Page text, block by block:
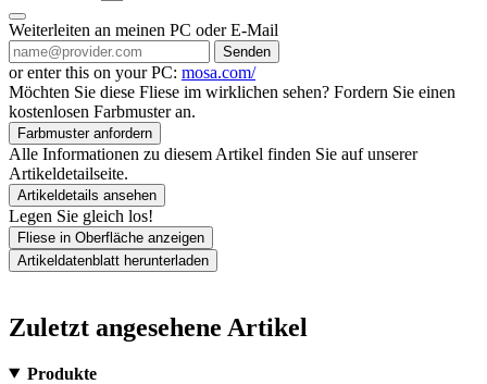
Weiterleiten an meinen PC oder E-Mail
Senden
or enter this on your PC: mosa.com/
Möchten Sie diese Fliese im wirklichen sehen? Fordern Sie einen
kostenlosen Farbmuster an.
Farbmuster anfordern
Alle Informationen zu diesem Artikel finden Sie auf unserer
Artikeldetailseite.
Artikeldetails ansehen
Legen Sie gleich los!
Fliese in Oberfläche anzeigen
Artikeldatenblatt herunterladen
Zuletzt angesehene Artikel
Produkte